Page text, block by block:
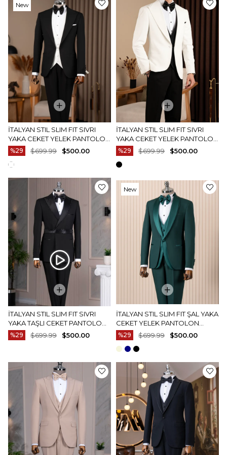
İTALYAN STIL SLIM FIT SIVRI
YAKA CEKET YELEK PANTOLON
DAMATLIK SET SIYAH T20028-
01
%29 $500.00
$699.99
New
İTALYAN STIL SLIM FIT SIVRI
YAKA CEKET YELEK PANTOLON
DAMATLIK SET BEYAZ T20028-
07
%29 $500.00
$699.99
İTALYAN STIL SLIM FIT SIVRI
YAKA TAŞLI CEKET PANTOLON
DAMATLIK SET SIYAH T120001-
01
%29 $500.00
$699.99
İTALYAN STIL SLIM FIT ŞAL YAKA
CEKET YELEK PANTOLON
DAMATLIK SET YEŞIL T15150
%29 $500.00
$699.99
New